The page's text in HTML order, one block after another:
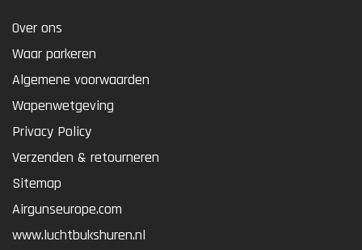
Over ons
Waar parkeren
Algemene voorwaarden
Wapenwetgeving
Privacy Policy
Verzenden & retourneren
Sitemap
Airgunseurope.com
www.luchtbukshuren.nl